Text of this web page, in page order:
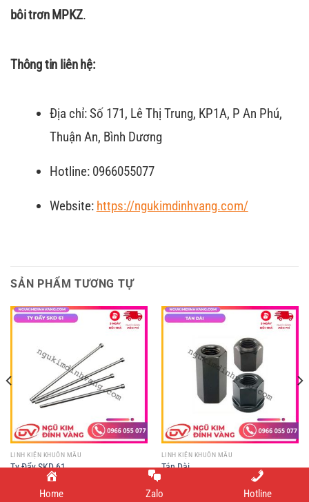
bôi trơn MPKZ.
Thông tin liên hệ:
Địa chỉ: Số 171, Lê Thị Trung, KP1A, P An Phú,
Thuận An, Bình Dương
Hotline: 0966055077
Website: https://ngukimdinhvang.com/
SẢN PHẨM TƯƠNG TỰ
LINH KIỆN KHUÔN MẪU
Ty Đẩy SKD 61
LINH KIỆN KHUÔN MẪU
Tán Dài
Home Zalo Hotline